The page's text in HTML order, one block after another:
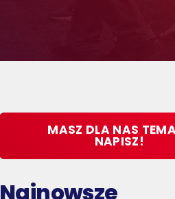
MASZ DLA NAS
NAPISZ!